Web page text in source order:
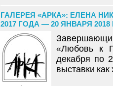
ГАЛЕРЕЯ «АРКА»: ЕЛЕНА
2017 ГОДА — 20 ЯНВАРЯ
«Любовь к
декабря по
выставки